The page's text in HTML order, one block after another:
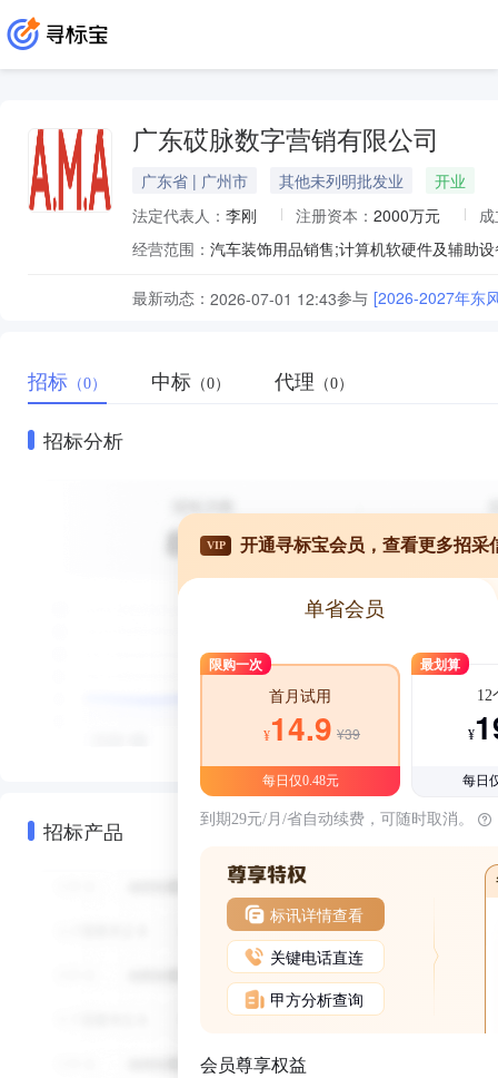
广东砹脉数字营销有限公司
广东省 | 广州市 其他未列明批发业
开业
法定代表人： 李刚 注册资本： 2000万元
经营范围：
最新动态： 2026-07-01 12:43参与 [2026-2027年东
招标 （0） 中标 （0） 代理 （0）
招标分析
招标产品
VIP 开通寻标宝会员，查看更多招采
单省会员
限购一次
首月试用
¥14.9 ¥39
每日仅0.48元
最划算
12
¥
每日
到期29元/月/省自动续费，可随时取消。
标讯详情查看
关键电话直连
甲方分析查询
会员尊享权益